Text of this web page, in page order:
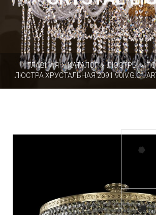
ГЛАВНАЯ КАТАЛОГ ЛЮСТРЫ
ЛЮСТРА ХРУСТАЛЬНАЯ 2091.90IV.G.C1